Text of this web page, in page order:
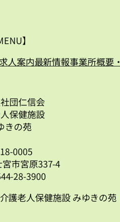
】
人案内最新情報事業所概要
団仁信会
保健施設
きの苑
0005
市宮原337-4
28-3900
老人保健施設 みゆきの苑